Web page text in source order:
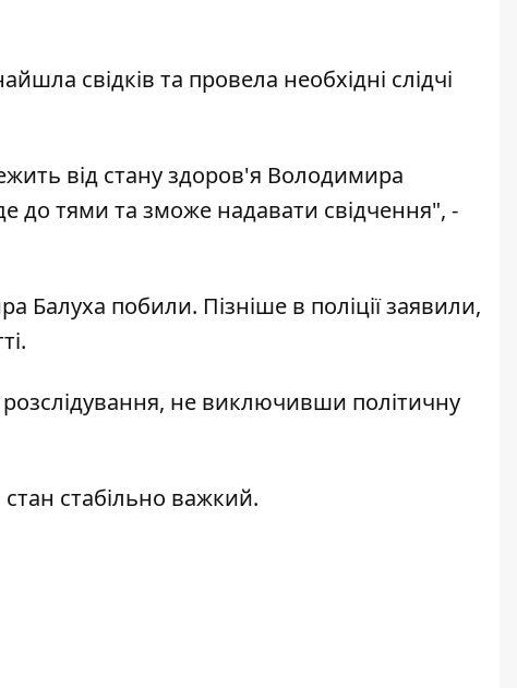
свідків та провела необхідні слідчі
від стану здоров'я Володимира
до тями та зможе надавати свідчення", -
Балуха побили. Пізніше в поліції заявили,
не виключивши політичну
стабільно важкий.